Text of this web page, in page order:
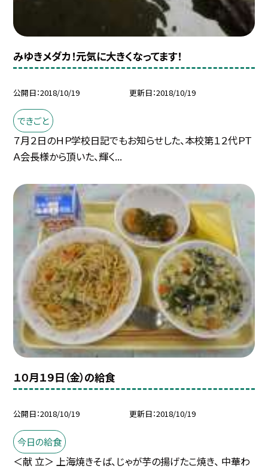
みゆきメダカ！元気に大きくなってます！
公開日 2018/10/19 更新日 2018/10/19
できごと
７月２日のＨＰ学校日記でもお知らせした、本校第１２代ＰＴ
Ａ会長様から頂いた、輝く...
１０月１９日（金）の給食
公開日 2018/10/19 更新日 2018/10/19
今日の給食
＜献 立＞ 上海焼きそば、じゃが芋の揚げたこ焼き、 中華わ